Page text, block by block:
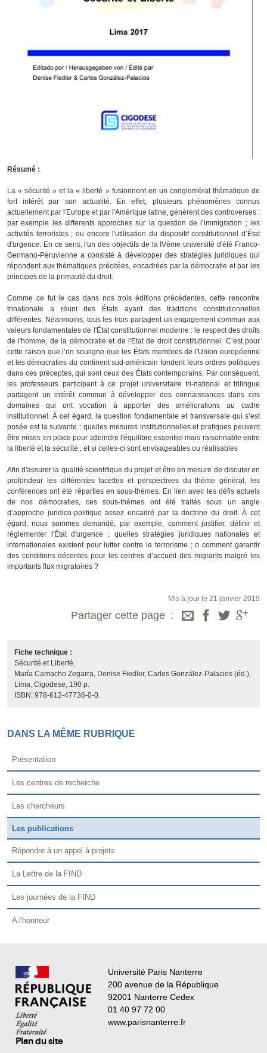
Résumé :
La « sécurité » et la « liberté » fusionnent en un conglomérat thématique de
fort intérêt par son actualité. En effet, plusieurs phénomènes connus
actuellement par l'Europe et par l'Amérique latine, génèrent des controverses :
par exemple les differents approches sur la question de l’immigration ; les
activités terroristes ; ou encore l'utilisation du dispositif constitutionnel d’État
d'urgence. En ce sens, l'un des objectifs de la IVème université d'été Franco-
Germano-Péruvienne a consisté à développer des stratégies juridiques qui
répondent aux thématiques précitées, encadrées par la démocratie et par les
principes de la primauté du droit.
Comme ce fut le cas dans nos trois éditions précédentes, cette rencontre
trinationale a réuni des États ayant des traditions constitutionnelles
différentes. Néanmoins, tous les trois partagent un engagement commun aux
valeurs fondamentales de l'État constitutionnel moderne : le respect des droits
de l'homme, de la démocratie et de l'Etat de droit constitutionnel. C’est pour
cette raison que l’on souligne que les États membres de l'Union européenne
et les démocraties du continent sud-américain fondent leurs ordres politiques
dans ces préceptes, qui sont ceux des États contemporains. Par conséquent,
les professeurs participant à ce projet universitaire tri-national et trilingue
partagent un intérêt commun à développer des connaissances dans ces
domaines qui ont vocation à apporter des améliorations au cadre
institutionnel. À cet égard, la question fondamentale et transversale qui s’est
posée est la suivante : quelles mesures institutionnelles et pratiques peuvent
être mises en place pour atteindre l'équilibre essentiel mais raisonnable entre
la liberté et la sécurité ; et si celles-ci sont envisageables ou réalisables
Afin d'assurer la qualité scientifique du projet et être en mesure de discuter en
profondeur les différentes facettes et perspectives du thème général, les
conférences ont été réparties en sous-thèmes. En lien avec les défis actuels
de nos démocraties, ces sous-thèmes ont été traités sous un angle
d’approche juridico-politique assez encadré par la doctrine du droit. À cet
égard, nous sommes demandé, par exemple, comment justifier, définir et
réglementer l'État d'urgence ; quelles stratégies juridiques nationales et
internationales existent pour lutter contre le terrorisme ; o comment garantir
des conditions décentes pour les centres d’accueil des migrants malgré les
importants flux migratoires ?
Mis à jour le 21 janvier 2019
Partager cette page
Fiche technique :
Sécurité et Liberté,
María Camacho Zegarra, Denise Fiedler, Carlos González-Palacios (éd.),
Lima, Cigodese, 190 p.
ISBN: 978-612-47736-0-0.
DANS LA MÊME RUBRIQUE
Présentation
Les centres de recherche
Les chercheurs
Les publications
Répondre à un appel à projets
La Lettre de la FIND
Les journées de la FIND
A l'honneur
Université Paris Nanterre
200 avenue de la République
92001 Nanterre Cedex
01 40 97 72 00
www.parisnanterre.fr
Plan du site